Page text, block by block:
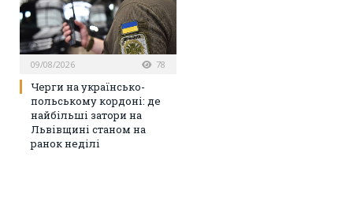
09/08/2026 78
Черги на українсько-
польському кордоні: де
найбільші затори на
Львівщині станом на
ранок неділі